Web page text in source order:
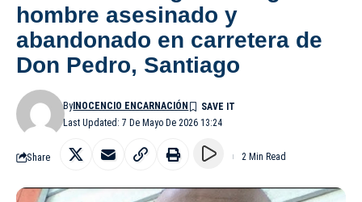
hombre asesinado y
abandonado en carretera de
Don Pedro, Santiago
Last Updated: 7 De Mayo De 2026 13:24
ByINOCENCIO ENCARNACIÓN
Share 2 Min Read